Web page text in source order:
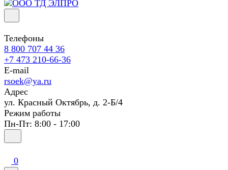
Телефоны
8 800 707 44 36
+7 473 210-66-36
E-mail
rsoek@ya.ru
Адрес
ул. Красный Октябрь, д. 2-Б/4
Режим работы
Пн-Пт: 8:00 - 17:00
0